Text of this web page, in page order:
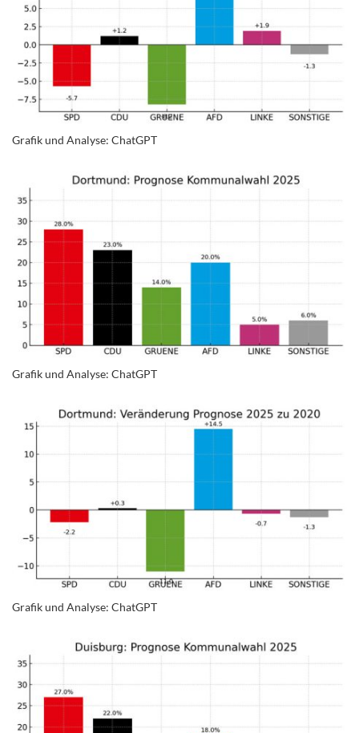
Grafik und Analyse: ChatGPT
Grafik und Analyse: ChatGPT
Grafik und Analyse: ChatGPT